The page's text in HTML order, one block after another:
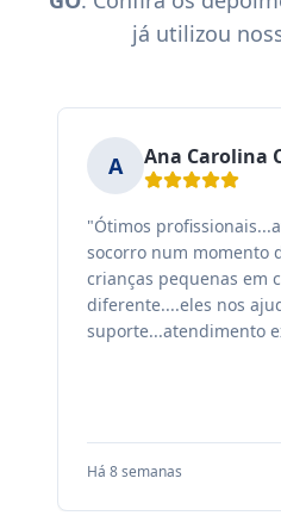
já utilizou
A Ana Carolina
"Ótimos
socorro num momento
crianças pequenas em
diferente....eles nos
suporte...atendimento
Há 8 semanas